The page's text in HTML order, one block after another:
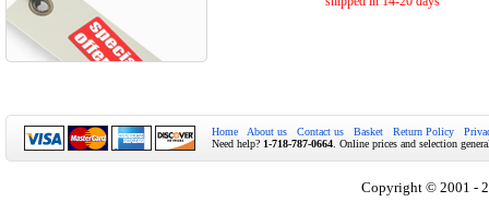
Home About us Contact us Basket Return Policy
Need help? 1-718-787-0664 . Online prices and selection
Copyright © 2001 -